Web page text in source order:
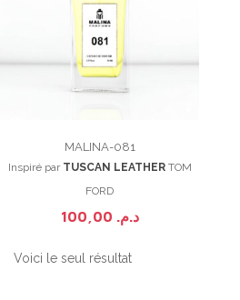
MALINA-081
Inspiré par TUSCAN LEATHERTOM
FORD
د.م.
Voici le seul résultat